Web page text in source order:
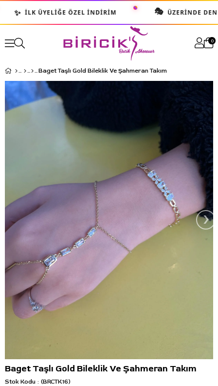
İLK ÜYELIĞE ÖZEL İNDIRIM 🎭 ÜZERINDE DENE
0
Baget Taşlı Gold Bileklik Ve Şahmeran Takım
›
Baget Taşlı Gold Bileklik Ve Şahmeran Takım
Stok Kodu (BRCTK16)